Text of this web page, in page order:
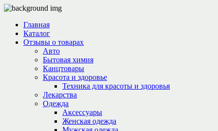
Главная
Каталог
Отзывы о товарах
Авто
Бытовая химия
Канцтовары
Красота и здоровье
Техника для красоты и здоровья
Лекарства
Одежда
Аксессуары
Женская одежда